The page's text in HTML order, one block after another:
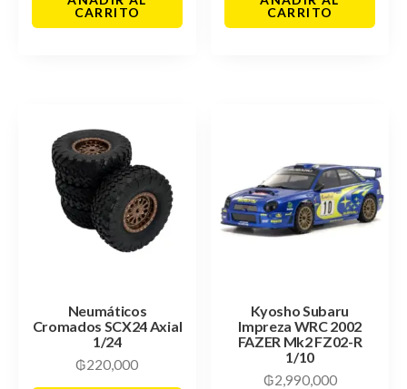
CARRITO
CARRITO
Neumáticos
Cromados SCX24 Axial
1/24
₲220,000
Kyosho Subaru
Impreza WRC 2002
FAZER Mk2 FZ02-R
1/10
₲2,990,000